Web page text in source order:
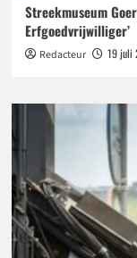
Streekmuseum
Erfgoedvrijwilliger’
Redacteur 19 juli